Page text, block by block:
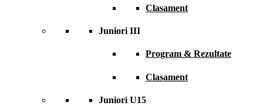
Clasament
Juniori III
Program & Rezultate
Clasament
Juniori U15